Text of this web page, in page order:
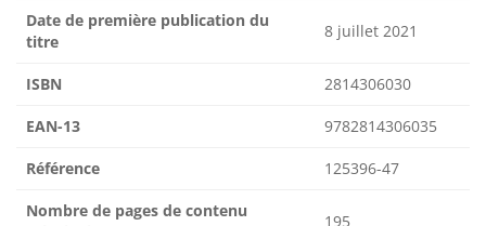
Date de première publication du
titre
8 juillet 2021
ISBN 2814306030
EAN-13 9782814306035
Référence 125396-47
Nombre de pages de contenu
195